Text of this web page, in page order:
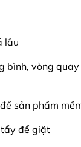
lâu
bình, vòng
sản phẩm
tẩy để giặt